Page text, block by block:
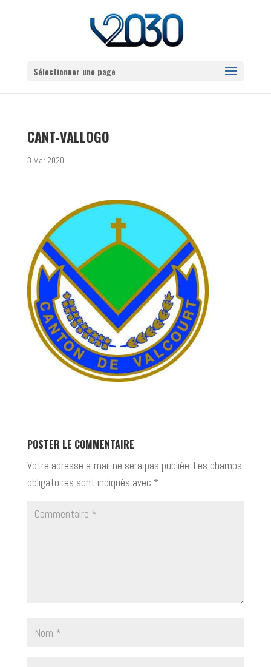
Sélectionner une page
CANT-VALLOGO
3 Mar 2020
POSTER LE COMMENTAIRE
Votre adresse e-mail ne sera pas publiée. Les champs
obligatoires sont indiqués avec *